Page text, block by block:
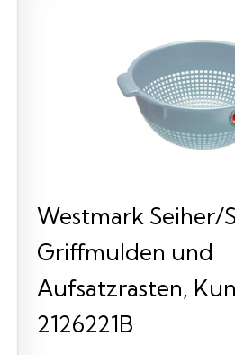
Westmark Seiher/
Griffmulden und
Aufsatzrasten,
2126221B